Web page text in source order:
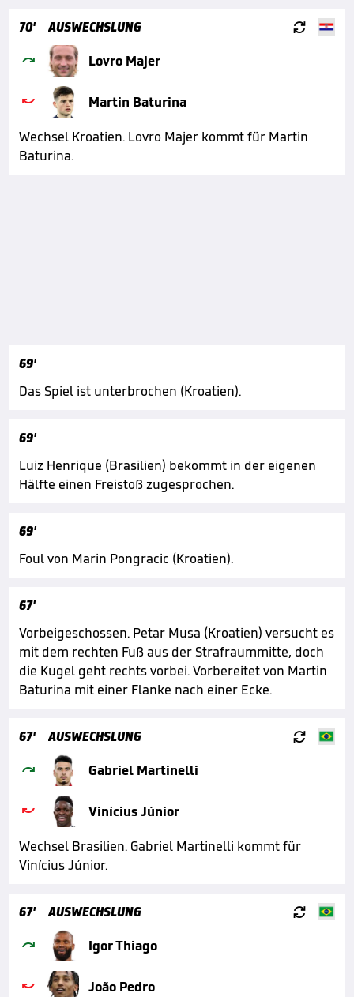
70' AUSWECHSLUNG 
 Lovro Majer

Martin Baturina
Wechsel Kroatien. Lovro Majer kommt für Martin
Baturina.
69'
Das Spiel ist unterbrochen (Kroatien).
69'
Luiz Henrique (Brasilien) bekommt in der eigenen
Hälfte einen Freistoß zugesprochen.
69'
Foul von Marin Pongracic (Kroatien).
67'
Vorbeigeschossen. Petar Musa (Kroatien) versucht es
mit dem rechten Fuß aus der Strafraummitte, doch
die Kugel geht rechts vorbei. Vorbereitet von Martin
Baturina mit einer Flanke nach einer Ecke.
67' AUSWECHSLUNG 
 Gabriel Martinelli

Vinícius Júnior
Wechsel Brasilien. Gabriel Martinelli kommt für
Vinícius Júnior.
67' AUSWECHSLUNG 
 Igor Thiago

João Pedro